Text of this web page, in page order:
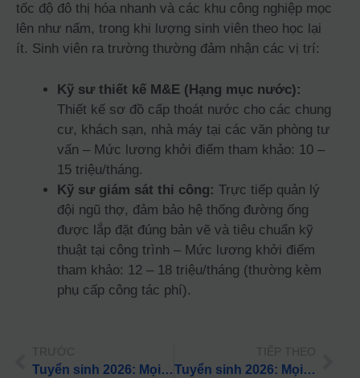
tốc độ đô thị hóa nhanh và các khu công nghiệp mọc
lên như nấm, trong khi lượng sinh viên theo học lại
ít. Sinh viên ra trường thường đảm nhận các vị trí:
Kỹ sư thiết kế M&E (Hạng mục nước):
Thiết kế sơ đồ cấp thoát nước cho các chung
cư, khách sạn, nhà máy tại các văn phòng tư
vấn – Mức lương khởi điểm tham khảo: 10 –
15 triệu/tháng.
Kỹ sư giám sát thi công: Trực tiếp quản lý
đội ngũ thợ, đảm bảo hệ thống đường ống
được lắp đặt đúng bản vẽ và tiêu chuẩn kỹ
thuật tại công trình – Mức lương khởi điểm
tham khảo: 12 – 18 triệu/tháng (thường kèm
phụ cấp công tác phí).
Tuyển sinh 2026: Mọi điều cần biết về ngành Kỹ thuật môi trường cho PHHS Tuyển sinh 2026: Mọi điều cần biết về ngành Quản lý tài nguyên rừng cho PHHS